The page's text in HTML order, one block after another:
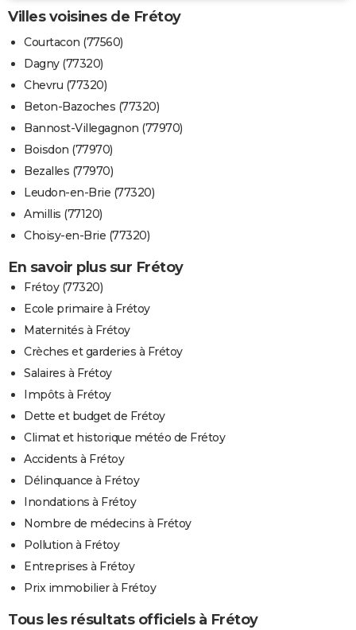
Villes voisines de Frétoy
Courtacon (77560)
Dagny (77320)
Chevru (77320)
Beton-Bazoches (77320)
Bannost-Villegagnon (77970)
Boisdon (77970)
Bezalles (77970)
Leudon-en-Brie (77320)
Amillis (77120)
Choisy-en-Brie (77320)
En savoir plus sur Frétoy
Frétoy (77320)
Ecole primaire à Frétoy
Maternités à Frétoy
Crèches et garderies à Frétoy
Salaires à Frétoy
Impôts à Frétoy
Dette et budget de Frétoy
Climat et historique météo de Frétoy
Accidents à Frétoy
Délinquance à Frétoy
Inondations à Frétoy
Nombre de médecins à Frétoy
Pollution à Frétoy
Entreprises à Frétoy
Prix immobilier à Frétoy
Tous les résultats officiels à Frétoy